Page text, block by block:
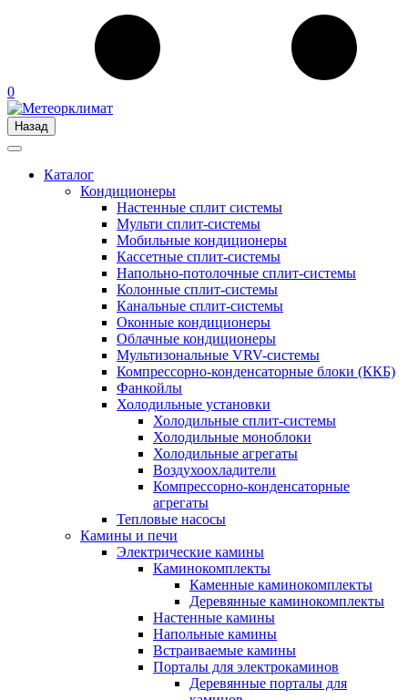
0
Назад
Каталог
Кондиционеры
Настенные сплит системы
Мульти сплит-системы
Мобильные кондиционеры
Кассетные сплит-системы
Напольно-потолочные сплит-системы
Колонные сплит-системы
Канальные сплит-системы
Оконные кондиционеры
Облачные кондиционеры
Мультизональные VRV-системы
Компрессорно-конденсаторные блоки (ККБ)
Фанкойлы
Холодильные установки
Холодильные сплит-системы
Холодильные моноблоки
Холодильные агрегаты
Воздухоохладители
Компрессорно-конденсаторные
агрегаты
Тепловые насосы
Камины и печи
Электрические камины
Каминокомплекты
Каменные каминокомплекты
Деревянные каминокомплекты
Настенные камины
Напольные камины
Встраиваемые камины
Порталы для электрокаминов
Деревянные порталы для